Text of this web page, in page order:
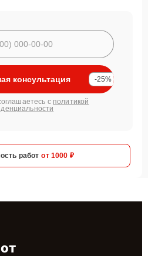
консультация -25%
с политикой
работ от 1000 ₽